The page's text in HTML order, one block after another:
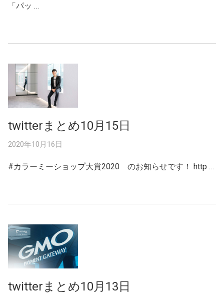
「パッ …
twitterまとめ10月15日
2020年10月16日
#カラーミーショップ大賞2020 のお知らせです！ http …
twitterまとめ10月13日